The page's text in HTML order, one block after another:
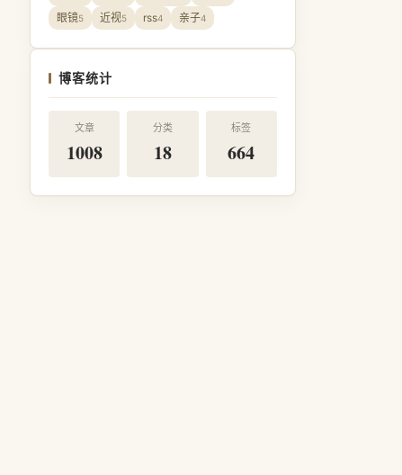
眼镜5 近视5 rss4 亲子4
博客统计
文章
1008
分类
18
标签
664